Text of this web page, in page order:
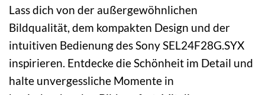
Lass dich von der außergewöhnlichen
Bildqualität, dem kompakten Design und der
intuitiven Bedienung des Sony SEL24F28G.SYX
inspirieren. Entdecke die Schönheit im Detail und
halte unvergessliche Momente in